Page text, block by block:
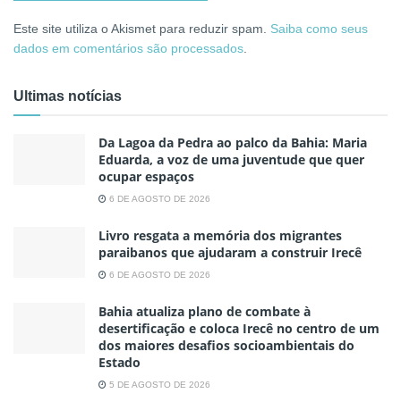
Este site utiliza o Akismet para reduzir spam. Saiba como seus
dados em comentários são processados
Ultimas notícias
Da Lagoa da Pedra ao palco da Bahia: Maria
Eduarda, a voz de uma juventude que quer
ocupar espaços
6 DE AGOSTO DE 2026
Livro resgata a memória dos migrantes
paraibanos que ajudaram a construir Irecê
6 DE AGOSTO DE 2026
Bahia atualiza plano de combate à
desertificação e coloca Irecê no centro de um
dos maiores desafios socioambientais do
Estado
5 DE AGOSTO DE 2026